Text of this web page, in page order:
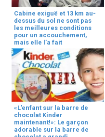
Cabine exiguë et 13 km au-
dessus du sol ne sont pas
les meilleures conditions
pour un accouchement,
mais elle l’a fait
«L’enfant sur la barre de
chocolat Kinder
maintenant!»: Le garçon
adorable sur la barre de